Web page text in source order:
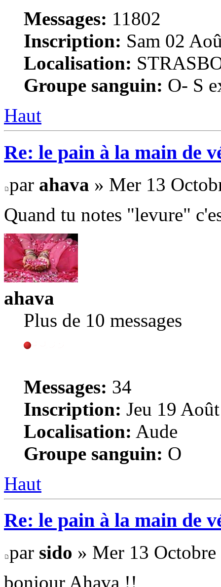
Messages: 11802
Inscription: Sam 02
Localisation:
Groupe sanguin: O- S
Haut
Re: le pain à la main de
par ahava » Mer 13
Quand tu notes "levure"
ahava
Plus de 10 messages
Messages: 34
Inscription: Jeu 19
Localisation: Aude
Groupe sanguin: O
Haut
Re: le pain à la main de
par sido » Mer 13
bonjour Ahava !!